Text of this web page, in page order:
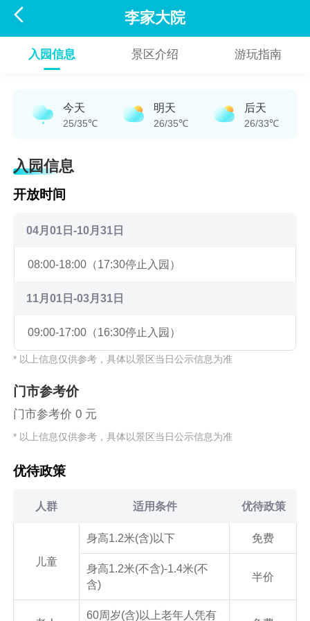
 李家大院
入园信息 景区介绍 游玩指南
今天
25/35℃
明天
26/35℃
后天
26/33℃
入园信息
开放时间
04月01日-10月31日
08:00-18:00（17:30停止入园）
11月01日-03月31日
09:00-17:00（16:30停止入园）
* 以上信息仅供参考，具体以景区当日公示信息为准
门市参考价
门市参考价 0 元
* 以上信息仅供参考，具体以景区当日公示信息为准
优待政策
人群 适用条件 优待政策
儿童
身高1.2米(含)以下 免费
身高1.2米(不含)-1.4米(不
含)
半价
60周岁(含)以上老年人凭有